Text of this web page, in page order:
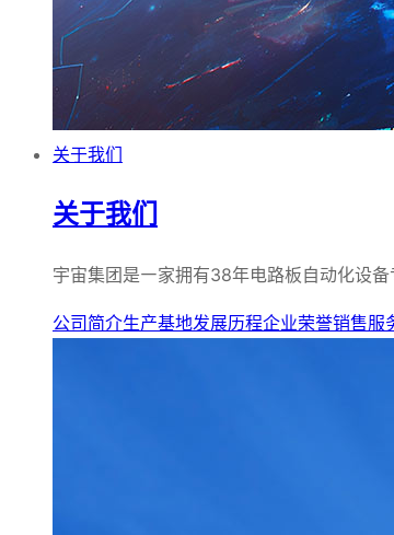
关于我们
关于我们
宇宙集团是㇐家拥有38年电路板自动化设
公司简介生产基地发展历程企业荣誉销售服